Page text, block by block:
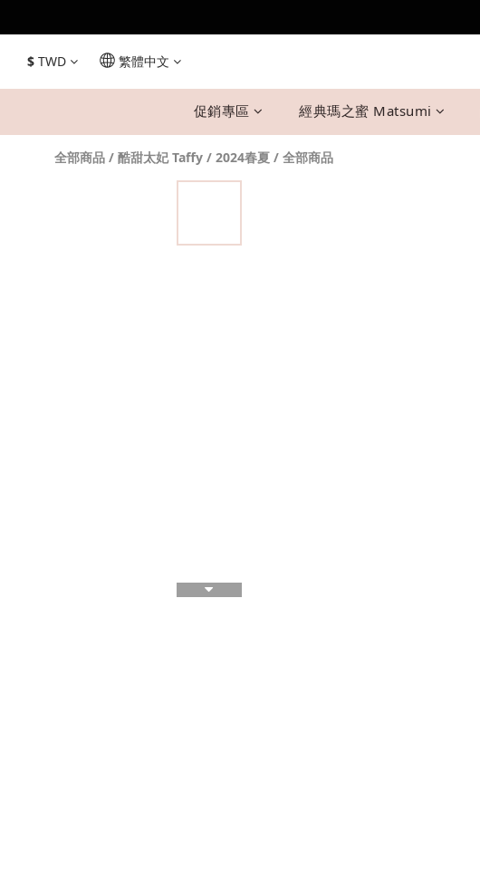
$ TWD 繁體中文
促銷專區 經典瑪之蜜 Matsumi
全部商品 / 酷甜太妃 Taffy / 2024春夏 / 全部商品